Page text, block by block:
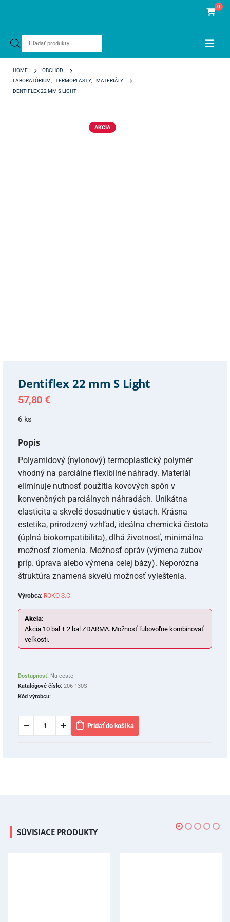
Products
0
HOME
OBCHOD
LABORATÓRIUM
TERMOPLASTY
MATERIÁLY
DENTIFLEX 22 MM S LIGHT
AKCIA
Dentiflex 22 mm S Light
57,80 €
6 ks
Popis
Polyamidový (nylonový) termoplastický polymér
vhodný na parciálne flexibilné náhrady. Materiál
eliminuje nutnosť použitia kovových spôn v
konvenčných parciálnych náhradách. Unikátna
elasticita a skvelé dosadnutie v ústach. Krásna
estetika, prirodzený vzhľad, ideálna chemická čistota
(úplná biokompatibilita), dlhá životnosť, minimálna
možnosť zlomenia. Možnosť opráv (výmena zubov
príp. úprava alebo výmena celej bázy). Neporózna
štruktúra znamená skvelú možnosť vyleštenia.
Výrobca: ROKO S.C.
Akcia:
Akcia 10 bal + 2 bal ZDARMA. Možnosť ľubovoľne kombinovať
veľkosti.
Dostupnosť: Na ceste
Katalógové číslo: 206-130S
Kód výrobcu:
Pridať do košíka
SÚVISIACE PRODUKTY